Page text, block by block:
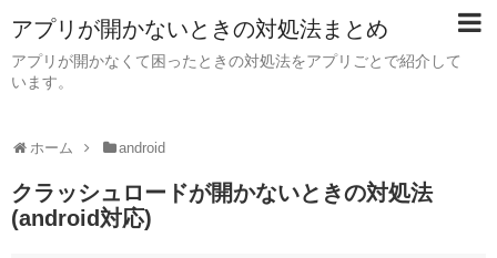
アプリが開かないときの対処法まとめ
アプリが開かなくて困ったときの対処法をアプリごとで紹介して
います。
ホーム android
クラッシュロードが開かないときの対処法
(android対応)